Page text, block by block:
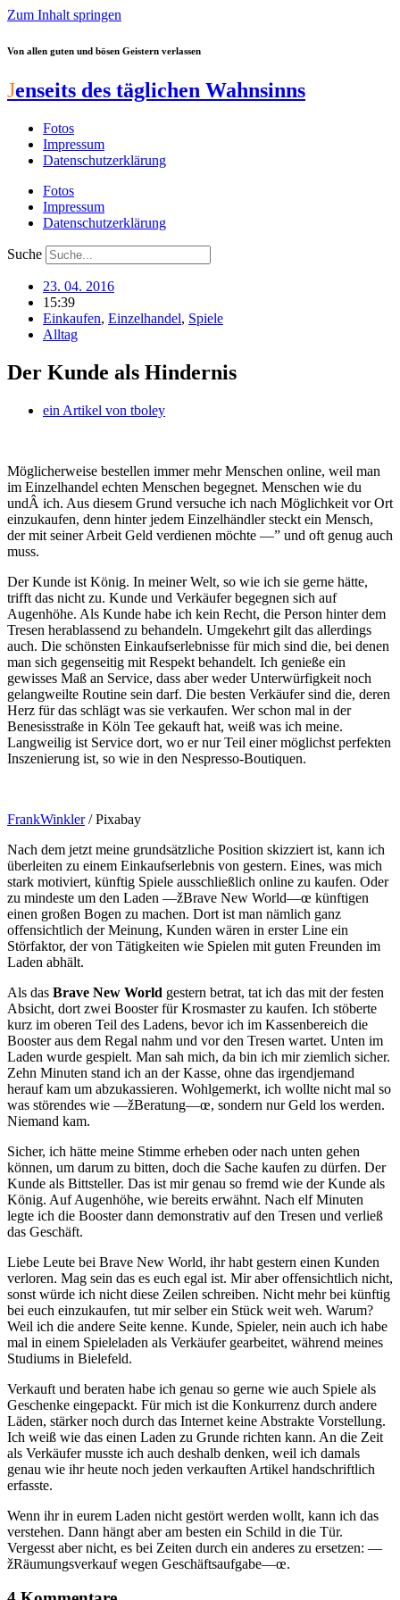
Zum Inhalt springen
Von allen guten und bösen Geistern verlassen
Jenseits des täglichen Wahnsinns
Fotos
Impressum
Datenschutzerklärung
Fotos
Impressum
Datenschutzerklärung
Suche
23. 04. 2016
15:39
Einkaufen, Einzelhandel, Spiele
Alltag
Der Kunde als Hindernis
ein Artikel von tboley
Möglicherweise bestellen immer mehr Menschen online, weil man
im Einzelhandel echten Menschen begegnet. Menschen wie du
undÂ ich. Aus diesem Grund versuche ich nach Möglichkeit vor Ort
einzukaufen, denn hinter jedem Einzelhändler steckt ein Mensch,
der mit seiner Arbeit Geld verdienen möchte —” und oft genug auch
muss.
Der Kunde ist König. In meiner Welt, so wie ich sie gerne hätte,
trifft das nicht zu. Kunde und Verkäufer begegnen sich auf
Augenhöhe. Als Kunde habe ich kein Recht, die Person hinter dem
Tresen herablassend zu behandeln. Umgekehrt gilt das allerdings
auch. Die schönsten Einkaufserlebnisse für mich sind die, bei denen
man sich gegenseitig mit Respekt behandelt. Ich genieße ein
gewisses Maß an Service, dass aber weder Unterwürfigkeit noch
gelangweilte Routine sein darf. Die besten Verkäufer sind die, deren
Herz für das schlägt was sie verkaufen. Wer schon mal in der
Benesisstraße in Köln Tee gekauft hat, weiß was ich meine.
Langweilig ist Service dort, wo er nur Teil einer möglichst perfekten
Inszenierung ist, so wie in den Nespresso-Boutiquen.
FrankWinkler/ Pixabay
Nach dem jetzt meine grundsätzliche Position skizziert ist, kann ich
überleiten zu einem Einkaufserlebnis von gestern. Eines, was mich
stark motiviert, künftig Spiele ausschließlich online zu kaufen. Oder
zu mindeste um den Laden —žBrave New World—œ künftigen
einen großen Bogen zu machen. Dort ist man nämlich ganz
offensichtlich der Meinung, Kunden wären in erster Line ein
Störfaktor, der von Tätigkeiten wie Spielen mit guten Freunden im
Laden abhält.
Als das Brave New World gestern betrat, tat ich das mit der festen
Absicht, dort zwei Booster für Krosmaster zu kaufen. Ich stöberte
kurz im oberen Teil des Ladens, bevor ich im Kassenbereich die
Booster aus dem Regal nahm und vor den Tresen wartet. Unten im
Laden wurde gespielt. Man sah mich, da bin ich mir ziemlich sicher.
Zehn Minuten stand ich an der Kasse, ohne das irgendjemand
herauf kam um abzukassieren. Wohlgemerkt, ich wollte nicht mal so
was störendes wie —žBeratung—œ, sondern nur Geld los werden.
Niemand kam.
Sicher, ich hätte meine Stimme erheben oder nach unten gehen
können, um darum zu bitten, doch die Sache kaufen zu dürfen. Der
Kunde als Bittsteller. Das ist mir genau so fremd wie der Kunde als
König. Auf Augenhöhe, wie bereits erwähnt. Nach elf Minuten
legte ich die Booster dann demonstrativ auf den Tresen und verließ
das Geschäft.
Liebe Leute bei Brave New World, ihr habt gestern einen Kunden
verloren. Mag sein das es euch egal ist. Mir aber offensichtlich nicht,
sonst würde ich nicht diese Zeilen schreiben. Nicht mehr bei künftig
bei euch einzukaufen, tut mir selber ein Stück weit weh. Warum?
Weil ich die andere Seite kenne. Kunde, Spieler, nein auch ich habe
mal in einem Spieleladen als Verkäufer gearbeitet, während meines
Studiums in Bielefeld.
Verkauft und beraten habe ich genau so gerne wie auch Spiele als
Geschenke eingepackt. Für mich ist die Konkurrenz durch andere
Läden, stärker noch durch das Internet keine Abstrakte Vorstellung.
Ich weiß wie das einen Laden zu Grunde richten kann. An die Zeit
als Verkäufer musste ich auch deshalb denken, weil ich damals
genau wie ihr heute noch jeden verkauften Artikel handschriftlich
erfasste.
Wenn ihr in eurem Laden nicht gestört werden wollt, kann ich das
verstehen. Dann hängt aber am besten ein Schild in die Tür.
Vergesst aber nicht, es bei Zeiten durch ein anderes zu ersetzen: —
žRäumungsverkauf wegen Geschäftsaufgabe—œ.